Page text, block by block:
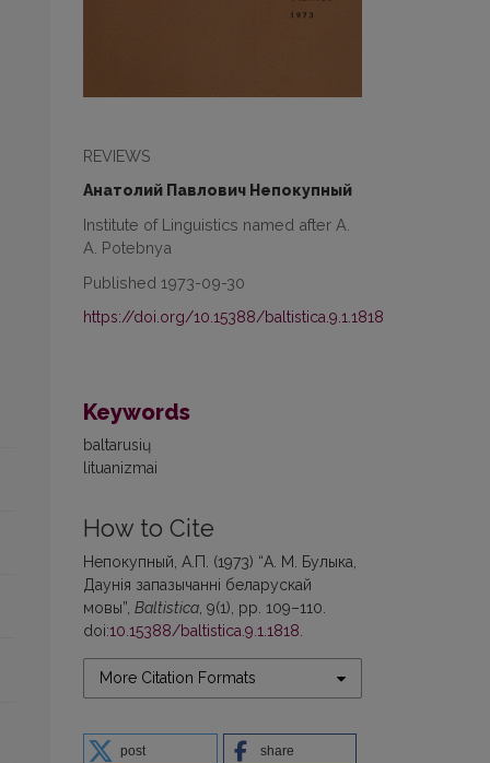
REVIEWS
Анатолий Павлович Непокупный
Institute of Linguistics named after A.
A. Potebnya
Published 1973-09-30
https://doi.org/10.15388/baltistica.9.1.1818
Keywords
baltarusių
lituanizmai
How to Cite
Непокупный, А.П. (1973) “А. М. Булыка,
Даунія запазычанні беларускай
мовы”, Baltistica, 9(1), pp. 109–110.
doi:10.15388/baltistica.9.1.1818.
More Citation Formats
post share